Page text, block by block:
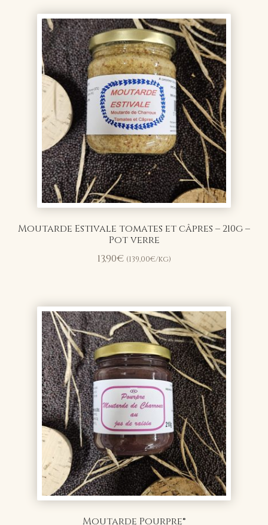
8,10€
à
17,30€
Moutarde Estivale tomates et câpres – 210g –
Pot verre
13,90€ (139,00€/kg)
Moutarde Pourpre®